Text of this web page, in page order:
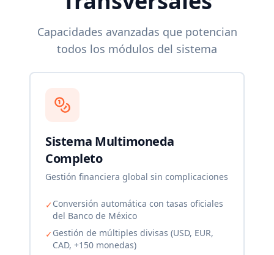
Capacidades avanzadas que potencian
todos los módulos del sistema
Sistema Multimoneda
Completo
Gestión financiera global sin complicaciones
✓Conversión automática con tasas oficiales
del Banco de México
✓Gestión de múltiples divisas (USD, EUR,
CAD, +150 monedas)